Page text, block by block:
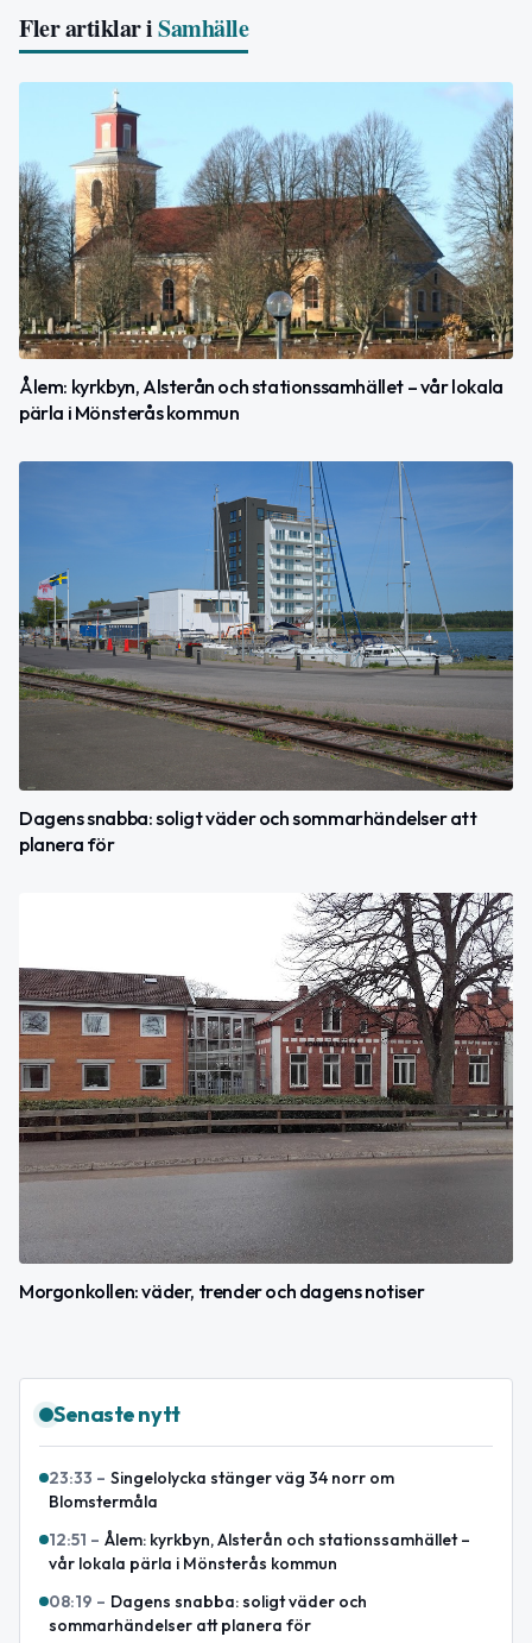
Fler artiklar iSamhälle
Ålem: kyrkbyn, Alsterån och stationssamhället – vår lokala
pärla i Mönsterås kommun
Dagens snabba: soligt väder och sommarhändelser att
planera för
Morgonkollen: väder, trender och dagens notiser
Senaste nytt
23:33 – Singelolycka stänger väg 34 norr om
Blomstermåla
12:51 – Ålem: kyrkbyn, Alsterån och stationssamhället –
vår lokala pärla i Mönsterås kommun
08:19 – Dagens snabba: soligt väder och
sommarhändelser att planera för